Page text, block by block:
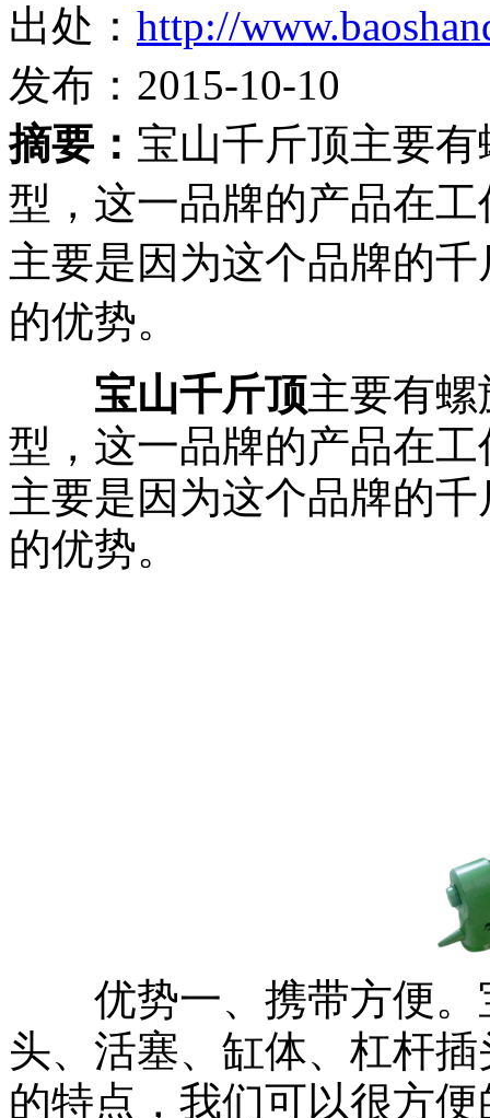
出处： http://
发布：2015-10-10
摘要： 宝山千斤顶主要
型，这一品牌的产品在
主要是因为这个品牌的
的优势。
宝山千斤顶主要有
型，这一品牌的产品在
主要是因为这个品牌的
的优势。
优势一、携带方便。
头、活塞、缸体、杠杆
的特点，我们可以很方